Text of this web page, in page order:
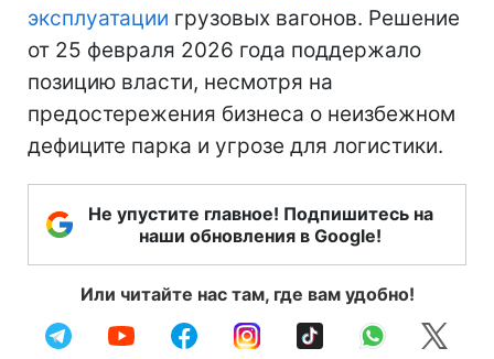
эксплуатации грузовых вагонов. Решение
от 25 февраля 2026 года поддержало
позицию власти, несмотря на
предостережения бизнеса о неизбежном
дефиците парка и угрозе для логистики.
Не упустите главное! Подпишитесь на
наши обновления в Google!
Или читайте нас там, где вам удобно!